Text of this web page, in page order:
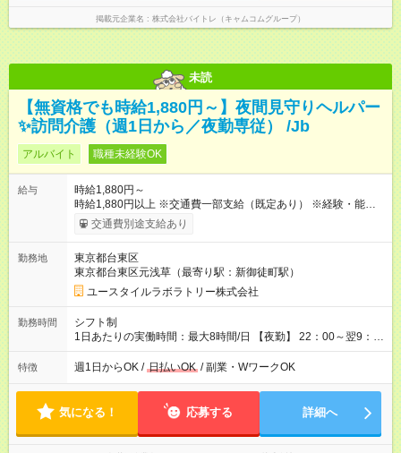
掲載元企業名 株式会社バイトレ（キャムコムグループ）
未読
【無資格でも時給1,880円～】夜間見守りヘルパー
✨訪問介護（週1日から／夜勤専従） /Jb
アルバイト 職種未経験OK
給与
時給1,880円～
時給1,880円以上 ※交通費一部支給（既定あり） ※経験・能力を
考慮して決定します 【収入例】 週1回勤務の場合：1,880円×8時
間×4回=6万0,160円 週3回勤務の場合：1,880円×8時間×12回
月 ※ 雇用形態と給与に、本採用時と異なる部分があります。 雇
用形態：本採用時と同じです。 給与：時給 1,660円以上
交通費別途支給あり
勤務地
東京都台東区
東京都台東区元浅草（最寄り駅：新御徒町駅）
ユースタイルラボラトリー株式会社
勤務時間
シフト制
1日あたりの実働時間：最大8時間/日 【夜勤】 22：00～翌9：
00 ※週1日～OK ／ 夜勤専従 ＊＊ 勤務時間例 ＊＊ ■22時か
ら翌7時 ■23時から翌8時 ■24時から翌9時 など ※上記の時間
ます。 ※曜日固定（毎週同じ曜日での勤務となります）
特徴 週1日からOK / 日払いOK / 副業・WワークOK
気になる！ 応募する 詳細へ